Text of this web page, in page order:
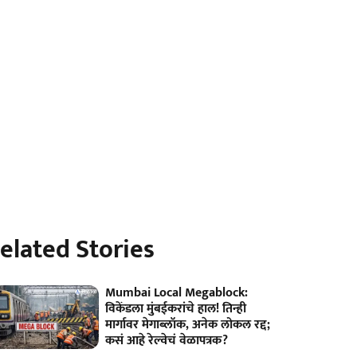
Stories
Mumbai Local Megablock:
विकेंडला मुंबईकरांचे हाल! तिन्ही
मार्गावर मेगाब्लॉक, अनेक लोकल रद्द;
कसं आहे रेल्वेचं वेळापत्रक?